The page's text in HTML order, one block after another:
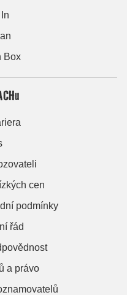
Box
cen
podmínky
řád
a právo